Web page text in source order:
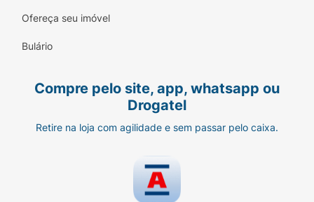
Ofereça seu imóvel
Bulário
Compre pelo site, app, whatsapp ou
Drogatel
Retire na loja com agilidade e sem passar pelo caixa.